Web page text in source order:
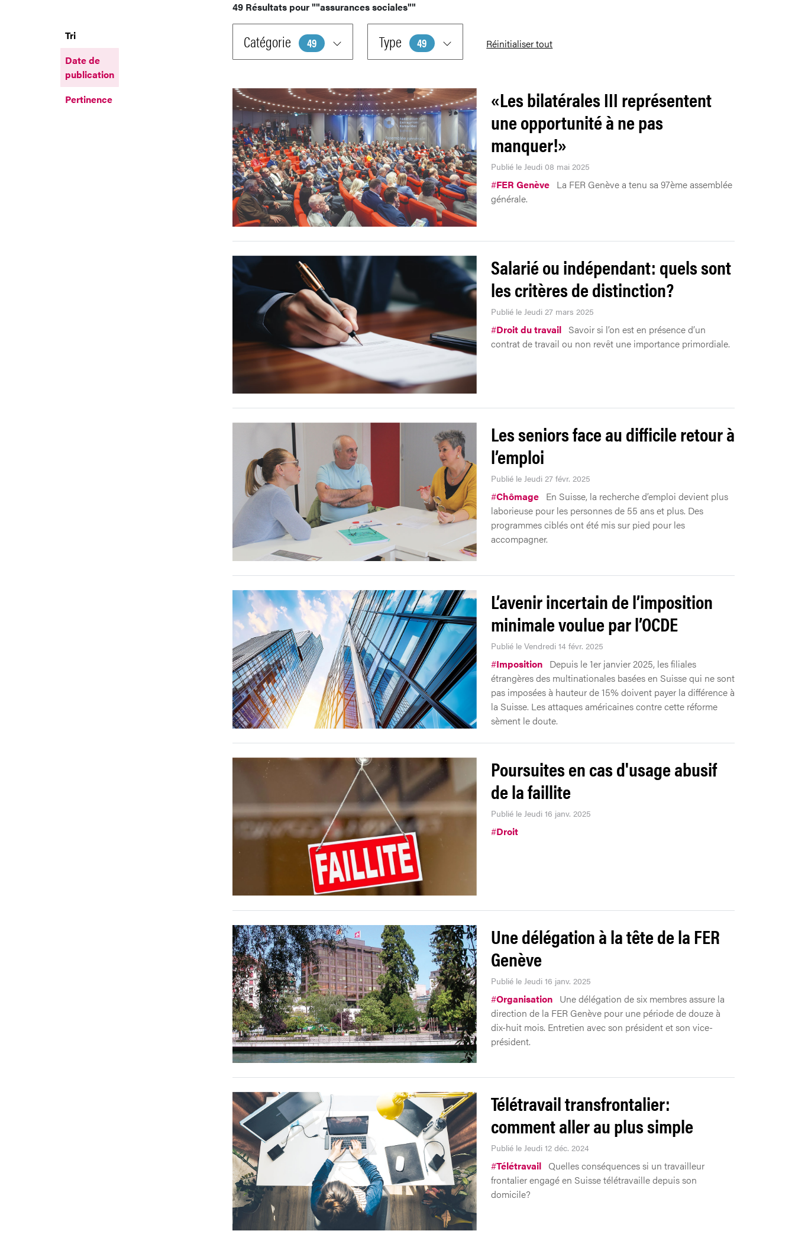
49 Résultats pour""assurances sociales""
Tri
Date de
publication
Pertinence
Catégorie 49 Type 49 Réinitialiser tout
«Les bilatérales III représentent
une opportunité à ne pas
manquer!»
Publié le Jeudi 08 mai 2025
#FER Genève La FER Genève a tenu sa 97ème assemblée
générale.
Salarié ou indépendant: quels sont
les critères de distinction?
Publié le Jeudi 27 mars 2025
#Droit du travail Savoir si l’on est en présence d’un
contrat de travail ou non revêt une importance primordiale.
Les seniors face au difficile retour à
l’emploi
Publié le Jeudi 27 févr. 2025
#Chômage En Suisse, la recherche d’emploi devient plus
laborieuse pour les personnes de 55 ans et plus. Des
programmes ciblés ont été mis sur pied pour les
accompagner.
L’avenir incertain de l’imposition
minimale voulue par l’OCDE
Publié le Vendredi 14 févr. 2025
#Imposition Depuis le 1er janvier 2025, les filiales
étrangères des multinationales basées en Suisse qui ne sont
pas imposées à hauteur de 15% doivent payer la différence à
la Suisse. Les attaques américaines contre cette réforme
sèment le doute.
Poursuites en cas d'usage abusif
de la faillite
Publié le Jeudi 16 janv. 2025
#Droit
Une délégation à la tête de la FER
Genève
Publié le Jeudi 16 janv. 2025
#Organisation Une délégation de six membres assure la
direction de la FER Genève pour une période de douze à
dix-huit mois. Entretien avec son président et son vice-
président.
Télétravail transfrontalier:
comment aller au plus simple
Publié le Jeudi 12 déc. 2024
#Télétravail Quelles conséquences si un travailleur
frontalier engagé en Suisse télétravaille depuis son
domicile?